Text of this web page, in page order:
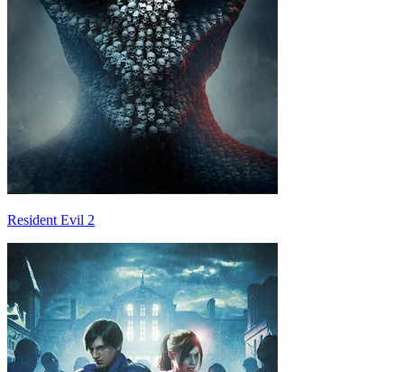
Resident Evil 2